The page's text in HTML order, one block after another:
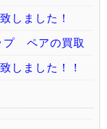
しました！
プ ペアの買取
しました！！